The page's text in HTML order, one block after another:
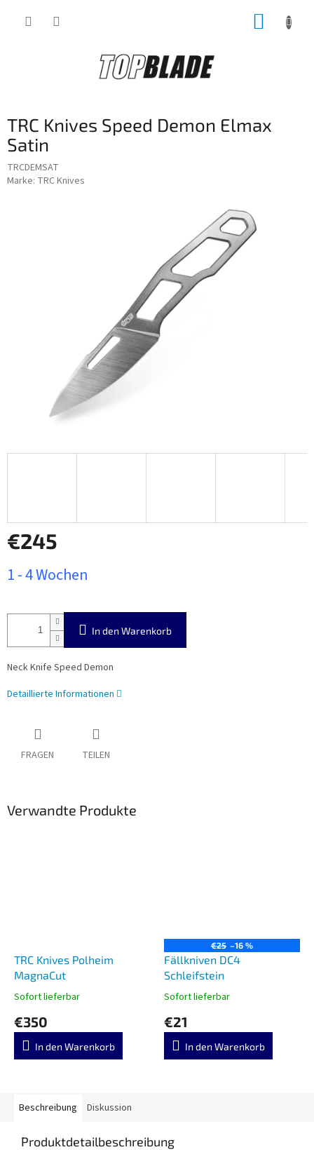
TRC Knives Speed Demon Elmax
Satin
TRCDEMSAT
Marke: TRC Knives
€245
1 - 4 Wochen
In den Warenkorb
Neck Knife Speed Demon
Detaillierte Informationen
FRAGEN TEILEN
Verwandte Produkte
TRC Knives Polheim
MagnaCut
Sofort lieferbar
€350
In den Warenkorb
€25 –16 %
Fällkniven DC4
Schleifstein
Sofort lieferbar
€21
In den Warenkorb
Beschreibung Diskussion
Produktdetailbeschreibung